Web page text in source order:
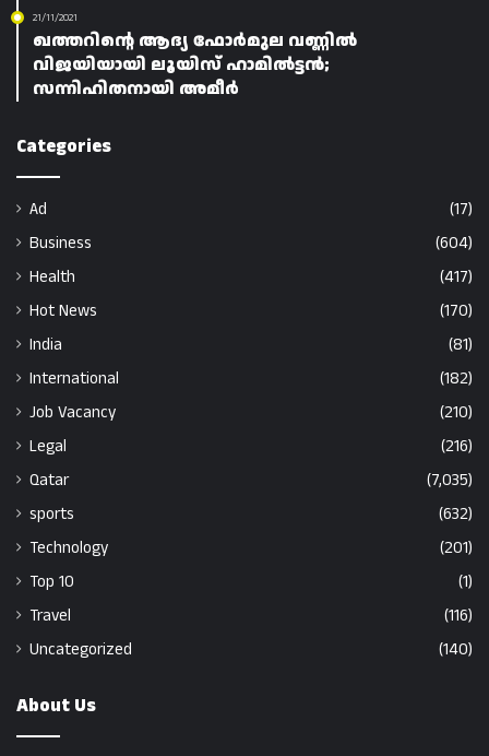
21/11/2021
ഖത്തറിന്റെ ആദ്യ ഫോർമുല വണ്ണിൽ
വിജയിയായി ലൂയിസ് ഹാമിൽട്ടൻ;
സന്നിഹിതനായി അമീർ
Categories
Ad
(17)
Business
(604)
Health
(417)
Hot News
(170)
India
(81)
International
(182)
Job Vacancy
(210)
Legal
(216)
Qatar
(7,035)
sports
(632)
Technology
(201)
Top 10
(1)
Travel
(116)
Uncategorized
(140)
About Us